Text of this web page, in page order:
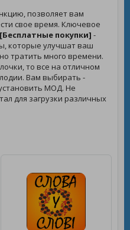
позволяет вам
свое время. Ключевое
покупки] -
которые улучшат ваш
тратить много времени.
то все на отличном
Вам выбирать -
МОД. Не
для загрузки различных